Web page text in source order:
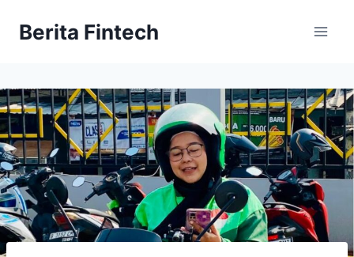
Berita Fintech